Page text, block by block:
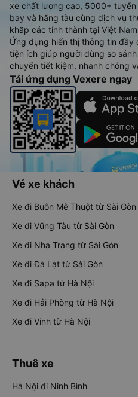
xe chất lượng cao, 5000+
bay và hãng tàu cùng dịch vụ
khắp các tỉnh thành tại Việt
Ứng dụng hiển thị thông tin đầy
tiện ích giúp người dùng so
chuyển tiết kiệm, nhanh chóng
Tải ứng dụng Vexere ngay
Vé xe khách
Xe đi Buôn Mê Thuột từ Sài Gòn
Xe đi Vũng Tàu từ Sài Gòn
Xe đi Nha Trang từ Sài Gòn
Xe đi Đà Lạt từ Sài Gòn
Xe đi Sapa từ Hà Nội
Xe đi Hải Phòng từ Hà Nội
Xe đi Vinh từ Hà Nội
Thuê xe
Hà Nội đi Ninh Bình